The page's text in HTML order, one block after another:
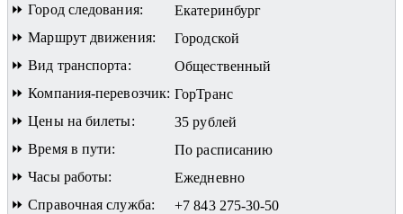
⏩ Город следования:
Екатеринбург
⏩ Маршрут движения:
Городской
⏩ Вид транспорта:
Общественный
⏩ Компания-перевозчик: ГорТранс
⏩ Цены на билеты:
35 рублей
⏩ Время в пути:
По расписанию
⏩ Часы работы:
Ежедневно
⏩ Справочная служба:
+7 843 275-30-50